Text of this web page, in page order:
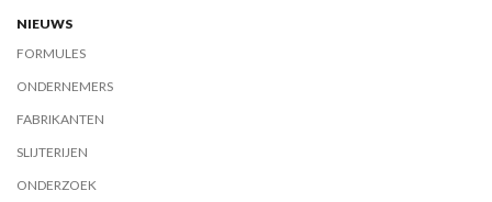
NIEUWS
FORMULES
ONDERNEMERS
FABRIKANTEN
SLIJTERIJEN
ONDERZOEK